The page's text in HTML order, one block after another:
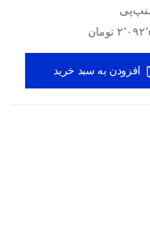
افزودن به سبد خرید